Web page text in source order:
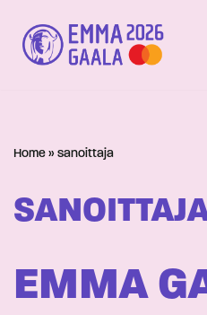
Siirry
suoraan
Home » sanoittaja
EMMA